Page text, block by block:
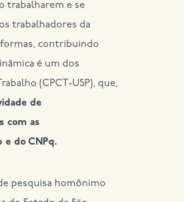
trabalharem e se
trabalhadores da
contribuindo
é um dos
(CPCT-USP), que,
de
com as
e do CNPq.
pesquisa homônimo